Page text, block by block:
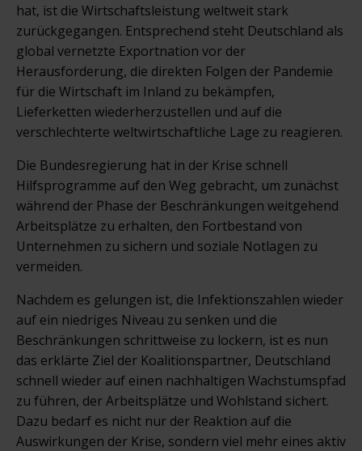
hat, ist die Wirtschaftsleistung weltweit stark
zurückgegangen. Entsprechend steht Deutschland als
global vernetzte Exportnation vor der
Herausforderung, die direkten Folgen der Pandemie
für die Wirtschaft im Inland zu bekämpfen,
Lieferketten wiederherzustellen und auf die
verschlechterte weltwirtschaftliche Lage zu reagieren.
Die Bundesregierung hat in der Krise schnell
Hilfsprogramme auf den Weg gebracht, um zunächst
während der Phase der Beschränkungen weitgehend
Arbeitsplätze zu erhalten, den Fortbestand von
Unternehmen zu sichern und soziale Notlagen zu
vermeiden.
Nachdem es gelungen ist, die Infektionszahlen wieder
auf ein niedriges Niveau zu senken und die
Beschränkungen schrittweise zu lockern, ist es nun
das erklärte Ziel der Koalitionspartner, Deutschland
schnell wieder auf einen nachhaltigen Wachstumspfad
zu führen, der Arbeitsplätze und Wohlstand sichert.
Dazu bedarf es nicht nur der Reaktion auf die
Auswirkungen der Krise, sondern viel mehr eines aktiv